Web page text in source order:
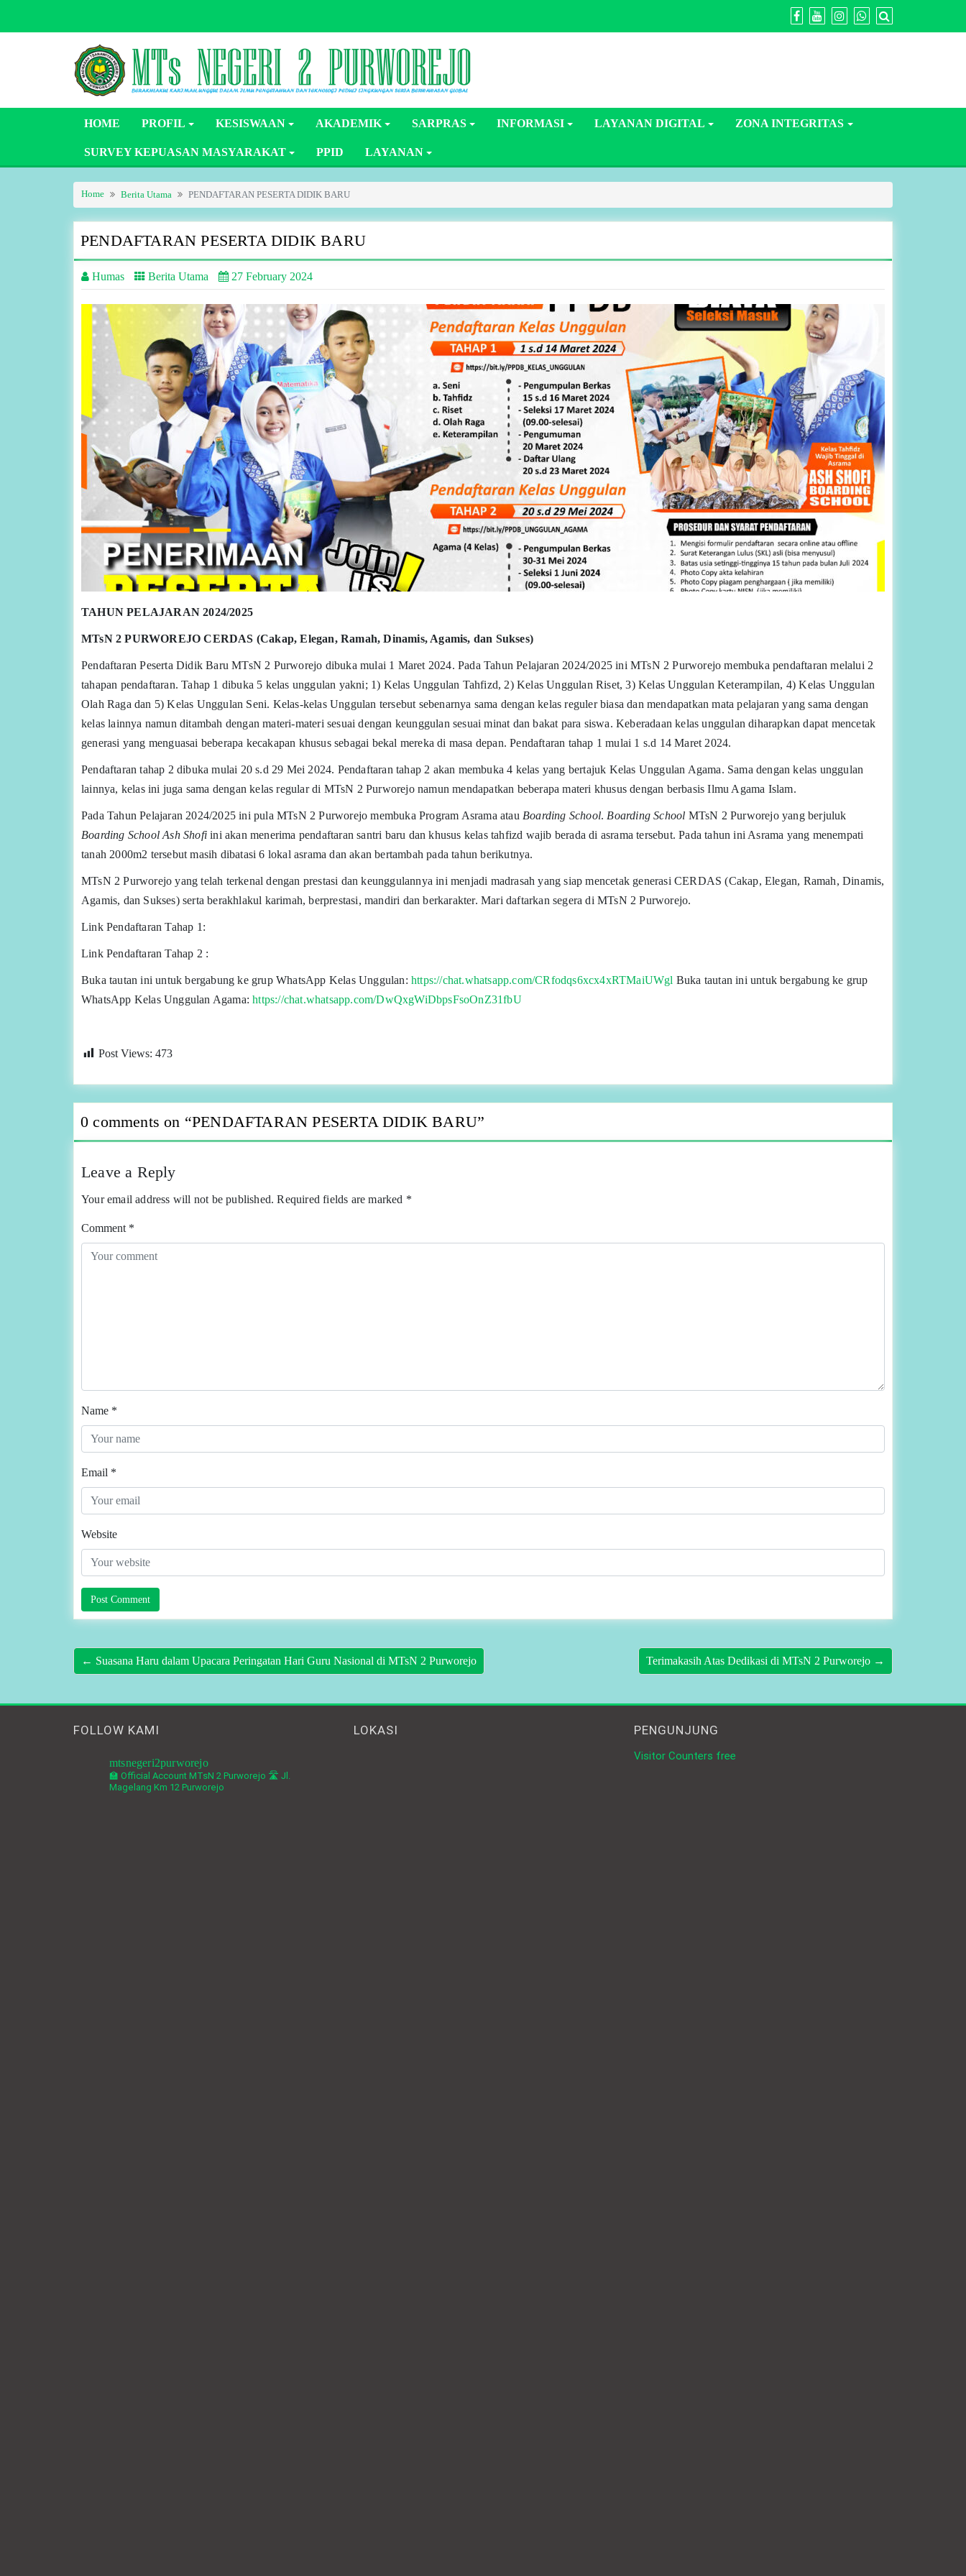
HOME PROFIL KESISWAAN AKADEMIK SARPRAS INFORMASI LAYANAN DIGITAL ZONA INTEGRITAS
SURVEY KEPUASAN MASYARAKAT PPID LAYANAN
Home Berita Utama PENDAFTARAN PESERTA DIDIK BARU
PENDAFTARAN PESERTA DIDIK BARU
Humas Berita Utama 27 February 2024
TAHUN PELAJARAN 2024/2025
MTsN 2 PURWOREJO CERDAS (Cakap, Elegan, Ramah, Dinamis, Agamis, dan Sukses)
Pendaftaran Peserta Didik Baru MTsN 2 Purworejo dibuka mulai 1 Maret 2024. Pada Tahun Pelajaran 2024/2025 ini MTsN 2 Purworejo membuka pendaftaran melalui 2
tahapan pendaftaran. Tahap 1 dibuka 5 kelas unggulan yakni; 1) Kelas Unggulan Tahfizd, 2) Kelas Unggulan Riset, 3) Kelas Unggulan Keterampilan, 4) Kelas Unggulan
Olah Raga dan 5) Kelas Unggulan Seni. Kelas-kelas Unggulan tersebut sebenarnya sama dengan kelas reguler biasa dan mendapatkan mata pelajaran yang sama dengan
kelas lainnya namun ditambah dengan materi-materi sesuai dengan keunggulan sesuai minat dan bakat para siswa. Keberadaan kelas unggulan diharapkan dapat mencetak
generasi yang menguasai beberapa kecakapan khusus sebagai bekal mereka di masa depan. Pendaftaran tahap 1 mulai 1 s.d 14 Maret 2024.
Pendaftaran tahap 2 dibuka mulai 20 s.d 29 Mei 2024. Pendaftaran tahap 2 akan membuka 4 kelas yang bertajuk Kelas Unggulan Agama. Sama dengan kelas unggulan
lainnya, kelas ini juga sama dengan kelas regular di MTsN 2 Purworejo namun mendapatkan beberapa materi khusus dengan berbasis Ilmu Agama Islam.
Pada Tahun Pelajaran 2024/2025 ini pula MTsN 2 Purworejo membuka Program Asrama atau Boarding School. Boarding School MTsN 2 Purworejo yang berjuluk
Boarding School Ash Shofi ini akan menerima pendaftaran santri baru dan khusus kelas tahfizd wajib berada di asrama tersebut. Pada tahun ini Asrama yang menempati
tanah 2000m2 tersebut masih dibatasi 6 lokal asrama dan akan bertambah pada tahun berikutnya.
MTsN 2 Purworejo yang telah terkenal dengan prestasi dan keunggulannya ini menjadi madrasah yang siap mencetak generasi CERDAS (Cakap, Elegan, Ramah, Dinamis,
Agamis, dan Sukses) serta berakhlakul karimah, berprestasi, mandiri dan berkarakter. Mari daftarkan segera di MTsN 2 Purworejo.
Link Pendaftaran Tahap 1:
Link Pendaftaran Tahap 2 :
Buka tautan ini untuk bergabung ke grup WhatsApp Kelas Unggulan:https://chat.whatsapp.com/CRfodqs6xcx4xRTMaiUWgl Buka tautan ini untuk bergabung ke grup
WhatsApp Kelas Unggulan Agama:https://chat.whatsapp.com/DwQxgWiDbpsFsoOnZ31fbU
Post Views: 473
0 comments on “PENDAFTARAN PESERTA DIDIK BARU”
Leave a Reply
Your email address will not be published. Required fields are marked *
Comment *
Name *
Email *
Website
← Suasana Haru dalam Upacara Peringatan Hari Guru Nasional di MTsN 2 Purworejo Terimakasih Atas Dedikasi di MTsN 2 Purworejo →
FOLLOW KAMI
mtsnegeri2purworejo
🏫 Official Account MTsN 2 Purworejo 🛣️ Jl.
Magelang Km 12 Purworejo
LOKASI PENGUNJUNG
Visitor Counters free